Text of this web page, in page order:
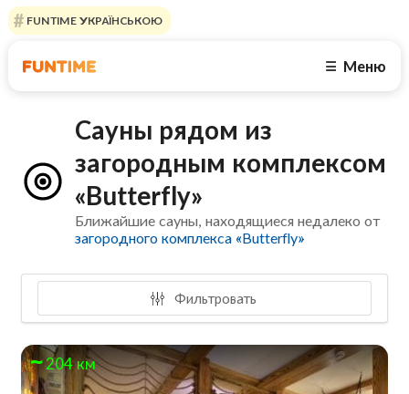
FUNTIME УКРАЇНСЬКОЮ
☰ Меню
Сауны рядом из
загородным комплексом
«Butterfly»
Ближайшие сауны, находящиеся недалеко от
загородного комплекса «Butterfly»
Фильтровать
204 км